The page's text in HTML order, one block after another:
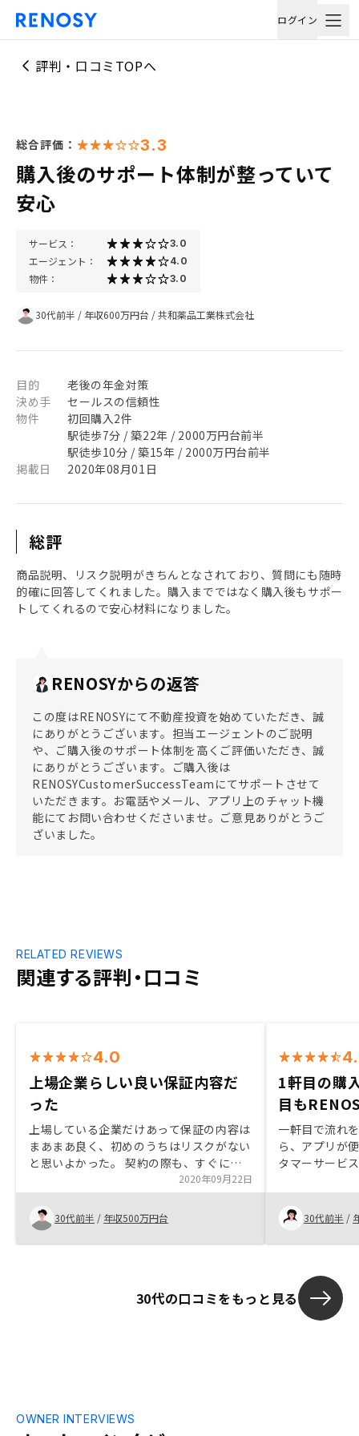
ログイン
評判・口コミTOPへ
総合評価： 3.3
購入後のサポート体制が整っていて
安心
サービス： 3.0
エージェント： 4.0
物件： 3.0
30代前半 / 年収600万円台 /共和薬品工業株式会社
目的
老後の年金対策
決め手
セールスの信頼性
物件
初回購入2件
駅徒歩7分 / 築22年 / 2000万円台前半
駅徒歩10分 / 築15年 / 2000万円台前半
掲載日
2020年08月01日
総評
商品説明、リスク説明がきちんとなされており、質問にも随時
的確に回答してくれました。購入までではなく購入後もサポー
トしてくれるので安心材料になりました。
RENOSYからの返答
この度はRENOSYにて不動産投資を始めていただき、誠
にありがとうございます。担当エージェントのご説明
や、ご購入後のサポート体制を高くご評価いただき、誠
にありがとうございます。ご購入後は
RENOSYCustomerSuccessTeamにてサポートさせて
いただきます。お電話やメール、アプリ上のチャット機
能にてお問い合わせくださいませ。ご意見ありがとうご
ざいました。
関連する評判・口コミ
RELATED REVIEWS
4.0
上場企業らしい良い保証内容だ
った
上場している企業だけあって保証の内容は
まあまあ良く、初めのうちはリスクがない
と思いよかった。 契約の際も、すぐに対
応してくれた。物件は良いものばかりだと
思うが、その中で何がよりいいのか、担当
者がより調べて提案してほしい。 立地に
ついて、メリット、デメリットをより的確
に伝えて欲しかった。 購入したマンショ
りいい話を聞かない… AIだのみになって
2020年09月22日
30代前半 / 年収500万円台
1軒目の購
目も
一軒目で流れ
ら、アプリが
タマーサービ
ーション、検
変えられるも
変よいです。
ーションなの
30代前半 /
30代の口コミをもっと見る
OWNER INTERVIEWS